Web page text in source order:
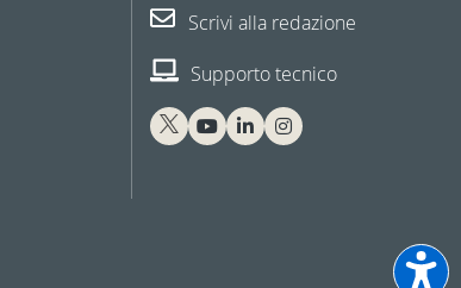
Scrivi alla redazione
Supporto tecnico